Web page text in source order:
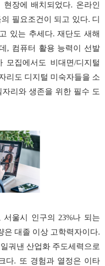
장에 배치되었다. 온라인
필요조건이 되고 있다. 디
있는 추세다. 재단도 새해
, 컴퓨터 활용 능력이 선발
모집에서도 비대면/디지털
리도 디지털 미숙자들을 소
리와 생존을 위한 필수 도
서울시 인구의 23%나 되는
은 대졸 이상 고학력자이다.
궈낸 산업화 주도세력으로
다. 또 경험과 열정은 이타